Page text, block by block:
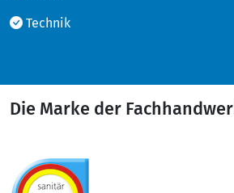
Technik
Die Marke der